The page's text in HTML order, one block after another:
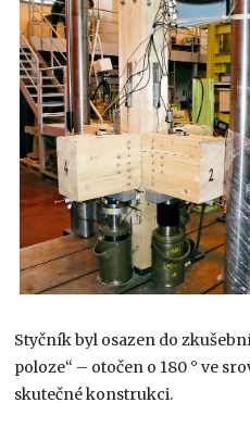
Styčník byl osazen do
poloze“ – otočen o 180 ° ve
skutečné konstrukci.